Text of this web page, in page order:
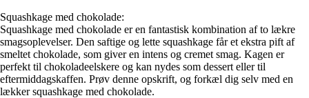
Squashkage med chokolade:
Squashkage med chokolade er en fantastisk kombination af to lækre
smagsoplevelser. Den saftige og lette squashkage får et ekstra pift af
smeltet chokolade, som giver en intens og cremet smag. Kagen er
perfekt til chokoladeelskere og kan nydes som dessert eller til
eftermiddagskaffen. Prøv denne opskrift, og forkæl dig selv med en
lækker squashkage med chokolade.